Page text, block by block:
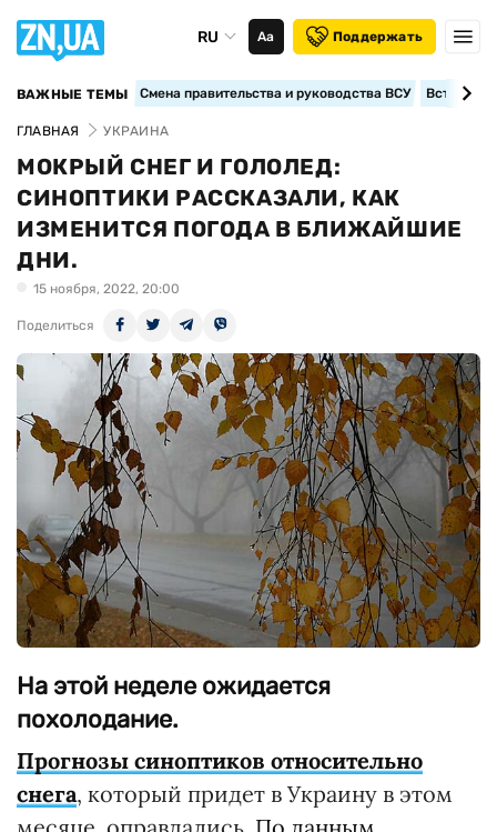
RU Аа Поддержать
ВАЖНЫЕ ТЕМЫ Смена правительства и руководства ВСУ
ГЛАВНАЯ УКРАИНА
МОКРЫЙ СНЕГ И ГОЛОЛЕД:
СИНОПТИКИ РАССКАЗАЛИ, КАК
ИЗМЕНИТСЯ ПОГОДА В БЛИЖАЙШИЕ
ДНИ.
15 ноября, 2022, 20:00
Поделиться
На этой неделе ожидается
похолодание.
Прогнозы синоптиков относительно
снега, который придет в Украину в этом